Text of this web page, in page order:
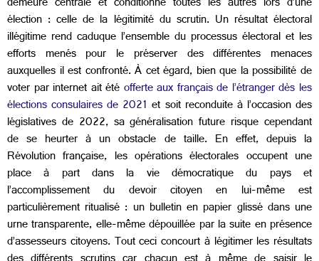
élection : celle de la légitimité du scrutin. Un résultat électoral
illégitime rend caduque l’ensemble du processus électoral et les
efforts menés pour le préserver des différentes menaces
auxquelles il est confronté. À cet égard, bien que la possibilité de
voter par internet ait étéofferte aux français de l’étranger dès les
élections consulaires de 2021 et soit reconduite à l’occasion des
législatives de 2022, sa généralisation future risque cependant
de se heurter à un obstacle de taille. En effet, depuis la
Révolution française, les opérations électorales occupent une
place à part dans la vie démocratique du pays et
l’accomplissement du devoir citoyen en lui-même est
particulièrement ritualisé : un bulletin en papier glissé dans une
urne transparente, elle-même dépouillée par la suite en présence
d’assesseurs citoyens. Tout ceci concourt à légitimer les résultats